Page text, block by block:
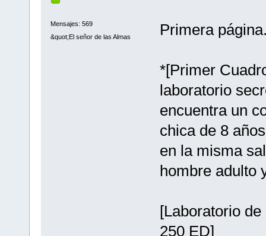
Mensajes: 569
&quot;El señor de las Almas
Primera
*[Primer
laboratorio
encuentra un
chica de 8
en la misma
hombre adulto
[Laboratorio
250 ED]